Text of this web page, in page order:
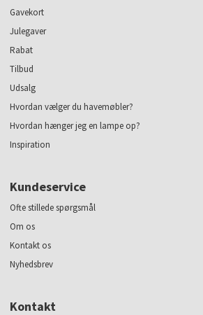
Gavekort
Julegaver
Rabat
Tilbud
Udsalg
Hvordan vælger du havemøbler?
Hvordan hænger jeg en lampe op?
Inspiration
Kundeservice
Ofte stillede spørgsmål
Om os
Kontakt os
Nyhedsbrev
Kontakt